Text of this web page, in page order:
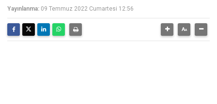
Yayınlanma: 09 Temmuz 2022 Cumartesi 12:56